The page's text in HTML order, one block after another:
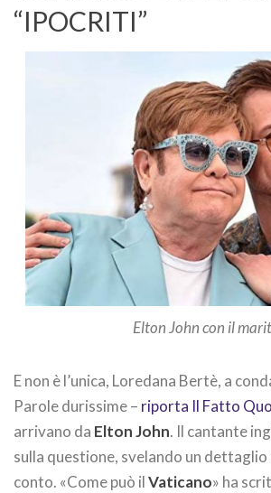
“IPOCRITI”
Elton John con il
E non è l’unica, Loredana Bertè, a
Parole durissime – riporta Il Fatto
arrivano da Elton John. Il cantante
sulla questione, svelando un dettaglio
conto. «Come può ilVaticano» ha